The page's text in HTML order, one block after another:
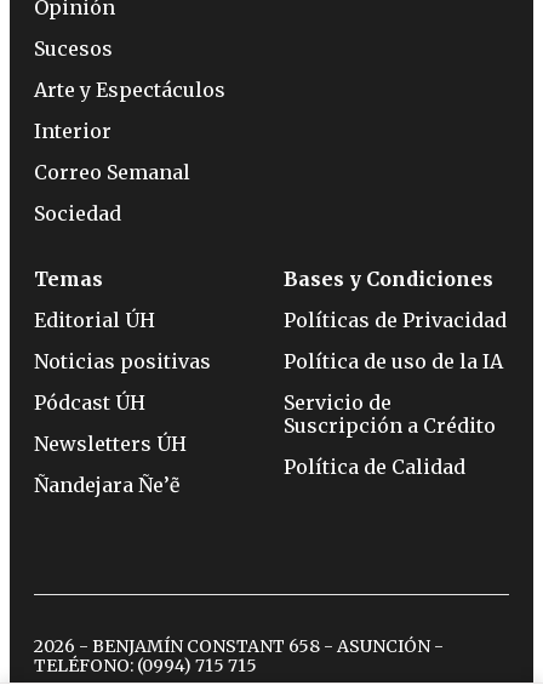
Opinión
Sucesos
Arte y Espectáculos
Interior
Correo Semanal
Sociedad
Temas
Editorial ÚH
Noticias positivas
Pódcast ÚH
Newsletters ÚH
Ñandejara Ñe’ẽ
Bases y Condiciones
Políticas de Privacidad
Política de uso de la IA
Servicio de
Suscripción a Crédito
Política de Calidad
2026 - BENJAMÍN CONSTANT 658 - ASUNCIÓN -
TELÉFONO: (0994) 715 715